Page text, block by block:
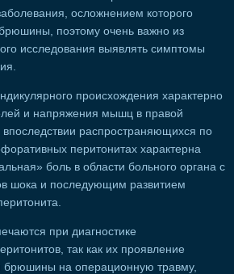
осложнением которого
поэтому очень важно из
исследования выявлять симптомы
происхождения характерно
и напряжения мышц в правой
распространяющихся по
перитонитах характерна
боль в области больного органа с
шока и последующим развитием
при диагностике
так как их проявление
брюшины на операционную травму,